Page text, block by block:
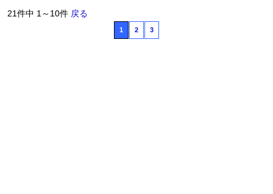
21件中 1～10件 戻る
1 2 3